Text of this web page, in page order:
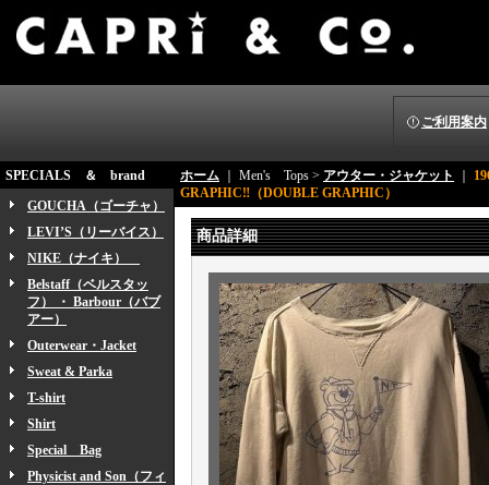
ご利用案内
SPECIALS ＆ brand
GOUCHA（ゴーチャ）
LEVI’S（リーバイス）
NIKE（ナイキ）
Belstaff（ベルスタッ
フ） ・ Barbour（バブ
アー）
Outerwear・Jacket
Sweat & Parka
T-shirt
Shirt
Special Bag
Physicist and Son（フィ
ホーム ｜ Men's Tops > アウター・ジャケット
GRAPHIC‼（DOUBLE GRAPHIC）
商品詳細